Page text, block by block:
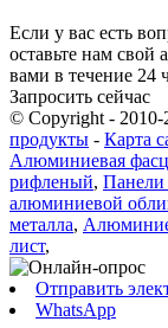
Если у вас есть
оставьте нам свой
вами в течение 24
Запросить сейчас
© Copyright -
продукты - Карта
Алюминиевая
рифленый, Панели
алюминиевой
металла,
лист,
Отправить
WhatsApp